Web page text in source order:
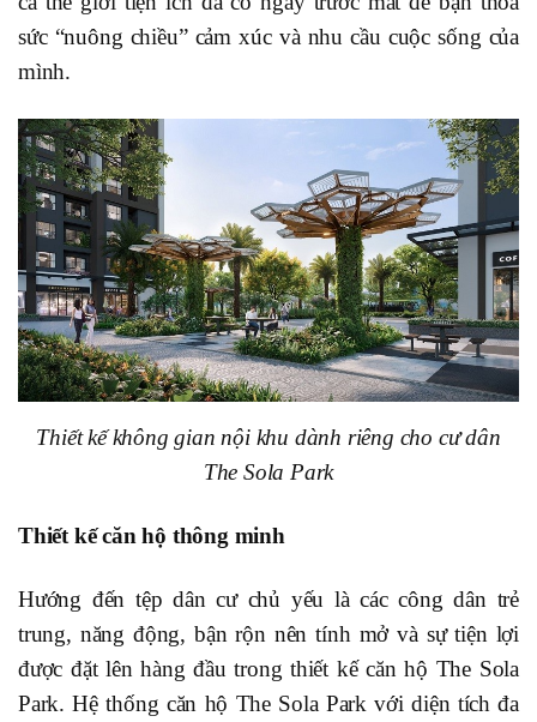
sức “nuông chiều” cảm xúc và nhu cầu cuộc sống của
mình.
Thiết kế không gian nội khu dành riêng cho cư dân
The Sola Park
Thiết kế căn hộ thông minh
Hướng đến tệp dân cư chủ yếu là các công dân trẻ
trung, năng động, bận rộn nên tính mở và sự tiện lợi
được đặt lên hàng đầu trong thiết kế căn hộ The Sola
Park. Hệ thống căn hộ The Sola Park với diện tích đa